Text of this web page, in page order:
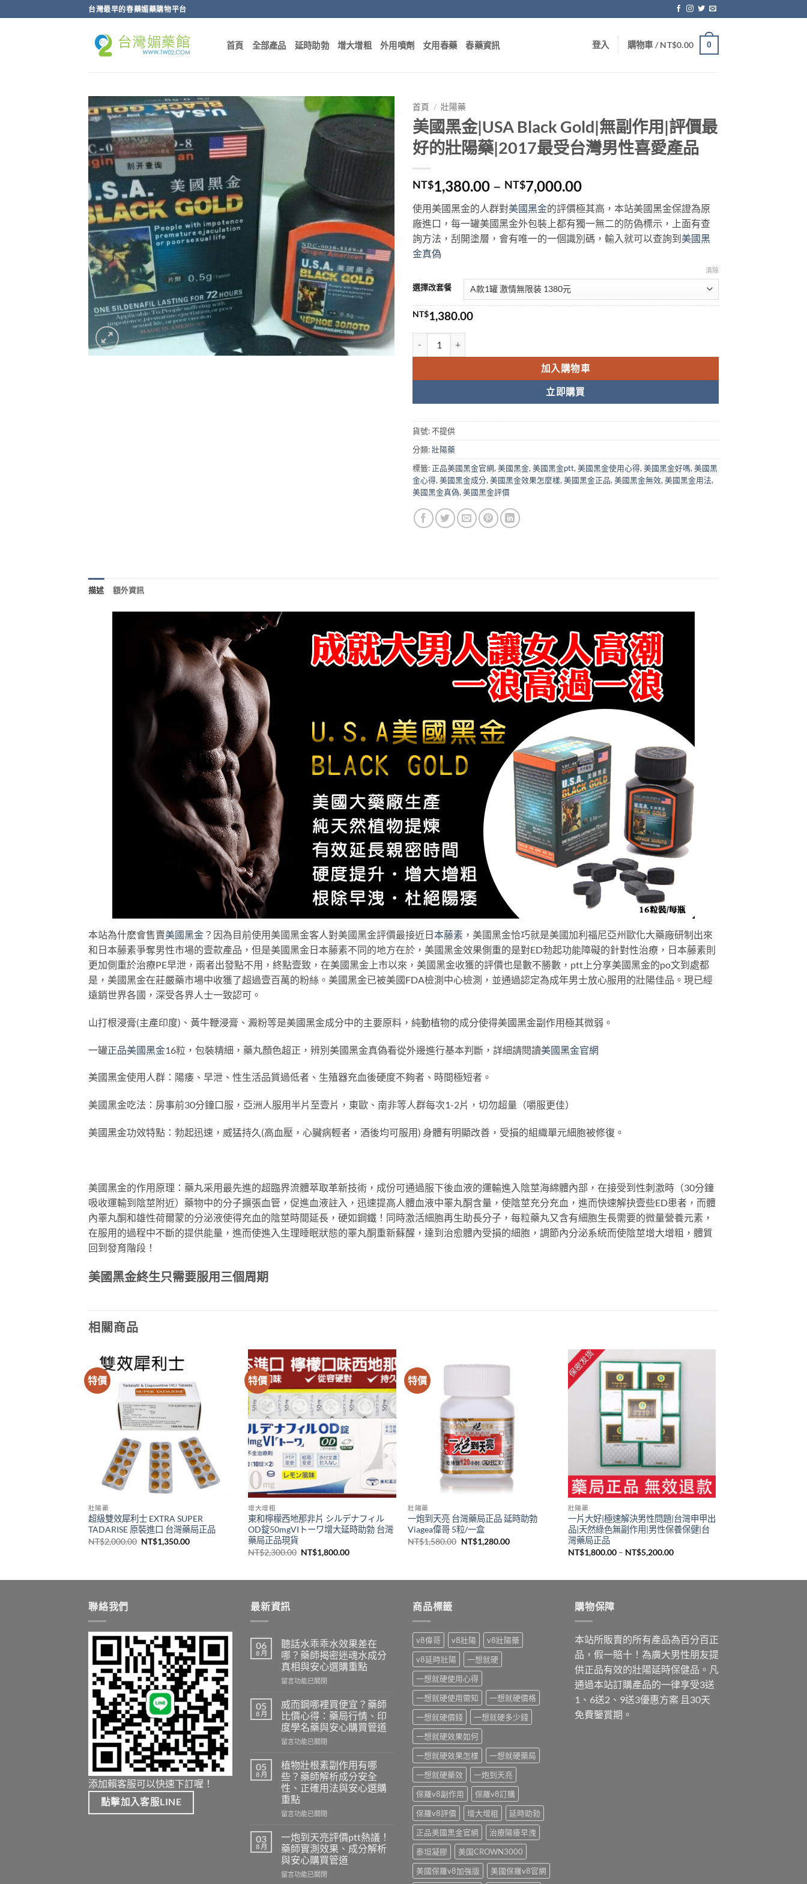
轉
台灣最早的春藥媚藥購物平台
首頁 全部產品 延時助勃 增大增粗 外用噴劑 女用春藥 春藥資訊 登入 購物車 /NT$0.00 0
首頁 / 壯陽藥
美國黑金|USA Black Gold|無副作用|評價最
好的壯陽藥|2017最受台灣男性喜愛產品
NT$1,380.00 – NT$7,000.00價
格
範
圍：
NT$1,380.00
使用美國黑金的人群對美國黑金的評價極其高，本站美國黑金保證為原
廠進口，每一罐美國黑金外包裝上都有獨一無二的防偽標示，上面有查
詢方法，刮開塗層，會有唯一的一個識別碼，輸入就可以查詢到美國黑
金真偽
選擇改套餐
清除
NT$1,380.00
加入購物車
立即購買
貨號:不提供
分類:壯陽藥
標籤: 正品美國黑金官網, 美國黑金, 美國黑金ptt, 美國黑金使用心得, 美國黑金好嗎, 美國黑
金心得, 美國黑金成分, 美國黑金效果怎麼樣, 美國黑金正品, 美國黑金無效, 美國黑金用法,
美國黑金真偽, 美國黑金評價
描述 額外資訊
本站為什麽會售賣美國黑金 ？因為目前使用美國黑金客人對美國黑金評價最接近日本藤素 ，美國黑金恰巧就是美國加利福尼亞州歐化大藥廠研制出來
和日本藤素爭奪男性市場的壹款產品，但是美國黑金日本藤素不同的地方在於，美國黑金效果側重的是對ED勃起功能障礙的針對性治療，日本藤素則
更加側重於治療PE早泄，兩者出發點不用，終點壹致，在美國黑金上市以來，美國黑金收獲的評價也是數不勝數，ptt上分享美國黑金的po文到處都
是，美國黑金在莊嚴藥市場中收獲了超過壹百萬的粉絲。美國黑金已被美國FDA檢測中心檢測，並通過認定為成年男士放心服用的壯陽佳品。現已經
遠銷世界各國，深受各界人士一致認可。
山打根浸膏(主產印度)、黃牛鞭浸膏、澱粉等是美國黑金成分中的主要原料，純動植物的成分使得美國黑金副作用極其微弱。
一罐正品美國黑金16粒，包裝精細，藥丸顏色超正，辨別美國黑金真偽看從外邊進行基本判斷，詳細請閱讀美國黑金官網
美國黑金使用人群：陽痿、早泄、性生活品質過低者、生殖器充血後硬度不夠者、時間極短者。
美國黑金吃法：房事前30分鐘口服，亞洲人服用半片至壹片，東歐、南非等人群每次1-2片，切勿超量（嚼服更佳）
美國黑金功效特點：勃起迅速，威猛持久(高血壓，心臟病輕者，酒後均可服用) 身體有明顯改善，受損的組織單元細胞被修復。
美國黑金的作用原理：藥丸采用最先進的超臨界流體萃取革新技術，成份可通過服下後血液的運輸進入陰莖海綿體內部，在接受到性刺激時（30分鐘
吸收運輸到陰莖附近）藥物中的分子擴張血管，促進血液註入，迅速提高人體血液中睪丸酮含量，使陰莖充分充血，進而快速解抉壹些ED患者，而體
內睪丸酮和雄性荷爾蒙的分泌液使得充血的陰莖時間延長，硬如鋼鐵！同時激活細胞再生助長分子，每粒藥丸又含有細胞生長需要的微量營養元素，
在服用的過程中不斷的提供能量，進而使進入生理睡眠狀態的睪丸酮重新蘇醒，達到治愈體內受損的細胞，調節內分泌系統而使陰莖增大增粗，體質
回到發育階段！
美國黑金終生只需要服用三個周期
相關商品
特價
壯陽藥
超級雙效犀利士 EXTRA SUPER
TADARISE 原裝進口 台灣藥局正品
NT$2,000.00 原
NT$1,350.00目
特價
增大增粗
東和檸檬西地那非片 シルデナフィル
OD錠50mgVIトーワ增大延時助勃 台灣
藥局正品現貨
NT$2,300.00 原
NT$1,800.00目
特價
壯陽藥
一炮到天亮 台灣藥局正品 延時助勃
Viagea偉哥 5粒/一盒
NT$1,580.00 原
NT$1,280.00目
壯陽藥
一片大好|極速解決男性問題|台灣申甲出
品|天然綠色無副作用|男性保養保健|台
灣藥局正品
NT$1,800.00 – NT$5,200.00價
聯絡我們
添加賴客服可以快速下訂喔！
點擊加入客服LINE
最新資訊
06
8 月
聽話水乖乖水效果差在
哪？藥師揭密迷魂水成分
真相與安心選購重點
在
話
水
乖
乖
水
果
差
在
哪？
藥
師
迷
魂
水
成
留言功能已關閉
05
8 月
威而鋼哪裡買便宜？藥師
比價心得：藥局行情、印
度學名藥與安心購買管道
在
而
鋼
哪
裡
買
便
師
比
價
心
留言功能已關閉
05
8 月
植物壯根素副作用有哪
些？藥師解析成分安全
性、正確用法與安心選購
重點
在
壯
根
素
副
留言功能已關閉
03
8 月
一炮到天亮評價ptt熱議！
藥師實測效果、成分解析
與安心購買管道
在
留言功能已關閉
商品標籤
v8偉哥 v8壯陽
v8壯陽藥
v8延時壯陽
一想就硬
一想就硬使用心得
一想就硬使用需知
一想就硬價格
一想就硬價錢
一想就硬多少錢
一想就硬效果如何
一想就硬效果怎樣
一想就硬藥局
一想就硬藥效
一炮到天亮
保羅v8副作用
保羅v8訂購
保羅v8評價
增大增粗
延時助勃
正品美國黑金官網
治療陽痿早洩
泰坦凝膠
美国CROWN3000
美國保羅v8加強版
美國保羅v8官網
購物保障
本站所販賣的所有產品為百分百正
品，假一賠十！為廣大男性朋友提
供正品有效的壯陽延時保健品。凡
通過本站訂購產品的一律享受3送
1、6送2、9送3優惠方案 且30天
免費鑒賞期。